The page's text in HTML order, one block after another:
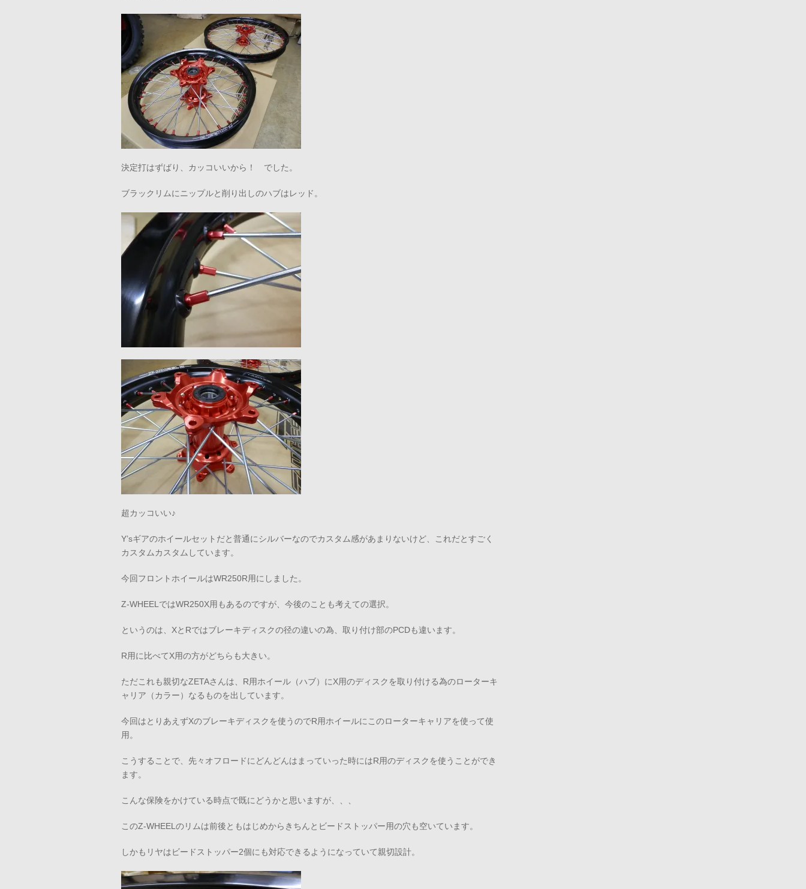
決定打はずばり、カッコいいから！ でした。
ブラックリムにニップルと削り出しのハブはレッド。
超カッコいい♪
Y’sギアのホイールセットだと普通にシルバーなのでカスタム感があまりないけど、これだとすごく
カスタムカスタムしています。
今回フロントホイールはWR250R用にしました。
Z-WHEELではWR250X用もあるのですが、今後のことも考えての選択。
というのは、XとRではブレーキディスクの径の違いの為、取り付け部のPCDも違います。
R用に比べてX用の方がどちらも大きい。
ただこれも親切なZETAさんは、R用ホイール（ハブ）にX用のディスクを取り付ける為のローターキ
ャリア（カラー）なるものを出しています。
今回はとりあえずXのブレーキディスクを使うのでR用ホイールにこのローターキャリアを使って使
用。
こうすることで、先々オフロードにどんどんはまっていった時にはR用のディスクを使うことができ
ます。
こんな保険をかけている時点で既にどうかと思いますが、、、
このZ-WHEELのリムは前後ともはじめからきちんとビードストッパー用の穴も空いています。
しかもリヤはビードストッパー2個にも対応できるようになっていて親切設計。